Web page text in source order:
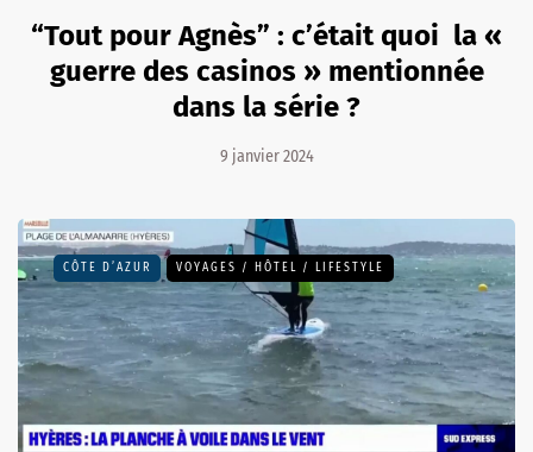
“Tout pour Agnès” : c’était quoi la «
guerre des casinos » mentionnée
dans la série ?
9 janvier 2024
CÔTE D’AZUR VOYAGES / HÔTEL / LIFESTYLE